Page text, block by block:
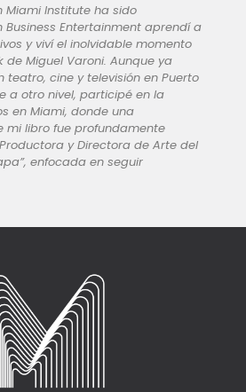
Miami Institute ha sido
Entertainment aprendí a
y viví el inolvidable momento
Miguel Varoni. Aunque ya
teatro, cine y televisión en Puerto
a otro nivel, participé en la
en Miami, donde una
mi libro fue profundamente
y Directora de Arte del
enfocada en seguir